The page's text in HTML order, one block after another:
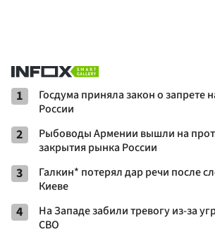
1
Госдума приняла закон о запрете
России
2
Рыбоводы Армении вышли на
закрытия рынка России
3
Галкин* потерял дар речи после
Киеве
4
На Западе забили тревогу из-за
СВО